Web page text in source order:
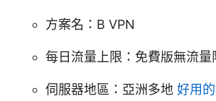
方案名：B VPN
每日流量上限：免費版無流量
伺服器地區：亞洲多地 好用